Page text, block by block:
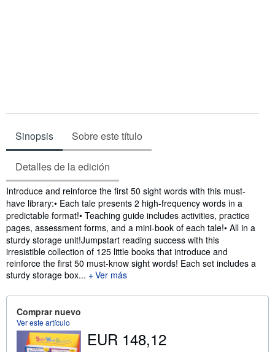
Sinopsis Sobre este título
Detalles de la edición
Sinopsis
Introduce and reinforce the first 50 sight words with this must-
have library:• Each tale presents 2 high-frequency words in a
predictable format!• Teaching guide includes activities, practice
pages, assessment forms, and a mini-book of each tale!• All in a
sturdy storage unit!Jumpstart reading success with this
irresistible collection of 125 little books that introduce and
reinforce the first 50 must-know sight words! Each set includes a
sturdy storage box...
Ver más
Comprar nuevo
Ver este artículo
EUR 148,12